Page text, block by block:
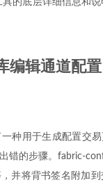
的底层详细信息和
编辑通道配置
种用于生成配置交
错的步骤。fabric-
并将背书签名附加